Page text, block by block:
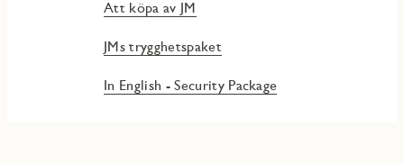
Att köpa av JM
JMs trygghetspaket
In English - Security Package